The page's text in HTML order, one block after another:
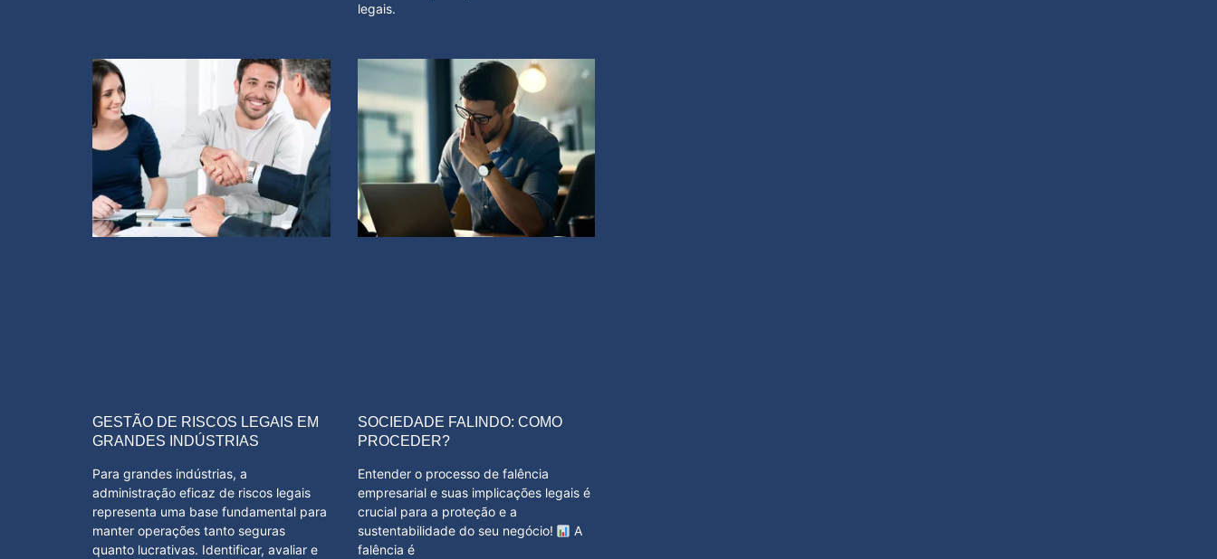
legais.
GESTÃO DE RISCOS LEGAIS EM
GRANDES INDÚSTRIAS
Para grandes indústrias, a
administração eficaz de riscos legais
representa uma base fundamental para
manter operações tanto seguras
quanto lucrativas. Identificar, avaliar e
SOCIEDADE FALINDO: COMO
PROCEDER?
Entender o processo de falência
empresarial e suas implicações legais é
crucial para a proteção e a
sustentabilidade do seu negócio!
A
falência é